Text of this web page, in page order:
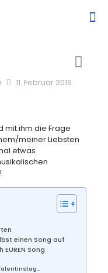
11. Februar 2019
mit ihm die Frage
meiner Liebsten
etwas
einen Song auf
Song